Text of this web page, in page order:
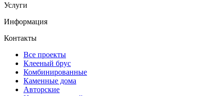
Услуги
Информация
Контакты
Все проекты
Клееный брус
Комбинированные
Каменные дома
Авторские